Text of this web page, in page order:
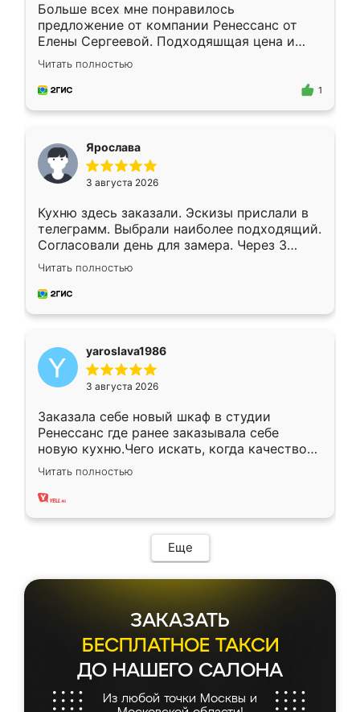
Больше всех мне понравилось
предложение от компании Ренессанс от
Елены Сергеевой. Подходяшщая цена и
короткие сроки изготовления. Приехавший
для замера сотрудник Владислав
предложил по моему эскизу самый
Читать полностью
1
Ярослава
3 августа 2026
Кухню здесь заказали. Эскизы прислали в
телеграмм. Выбрали наиболее подходящий.
Согласовали день для замера. Через 3
недели кухня была уже готова. Остались
довольны работой. Спасибо Ренессанс
мебель за качественную работу!
Читать полностью
yaroslava1986
3 августа 2026
Заказала себе новый шкаф в студии
Ренессанс где ранее заказывала себе
новую кухню.Чего искать, когда качеством
вполне довольна. Служит кухня уже почти
два года, нареканий нет.
Читать полностью
Еще
ЗАКАЗАТЬ
БЕСПЛАТНОЕ ТАКСИ
ДО НАШЕГО САЛОНА
Из любой точки Москвы и